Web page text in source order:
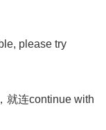
please try
就连continue with